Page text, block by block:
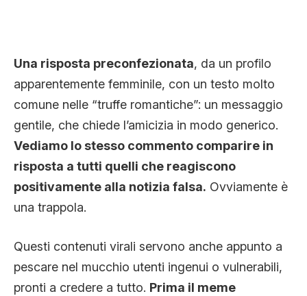
Una risposta preconfezionata, da un profilo
apparentemente femminile, con un testo molto
comune nelle “truffe romantiche”: un messaggio
gentile, che chiede l’amicizia in modo generico.
Vediamo lo stesso commento comparire in
risposta a tutti quelli che reagiscono
positivamente alla notizia falsa. Ovviamente è
una trappola.
Questi contenuti virali servono anche appunto a
pescare nel mucchio utenti ingenui o vulnerabili,
pronti a credere a tutto. Prima il meme